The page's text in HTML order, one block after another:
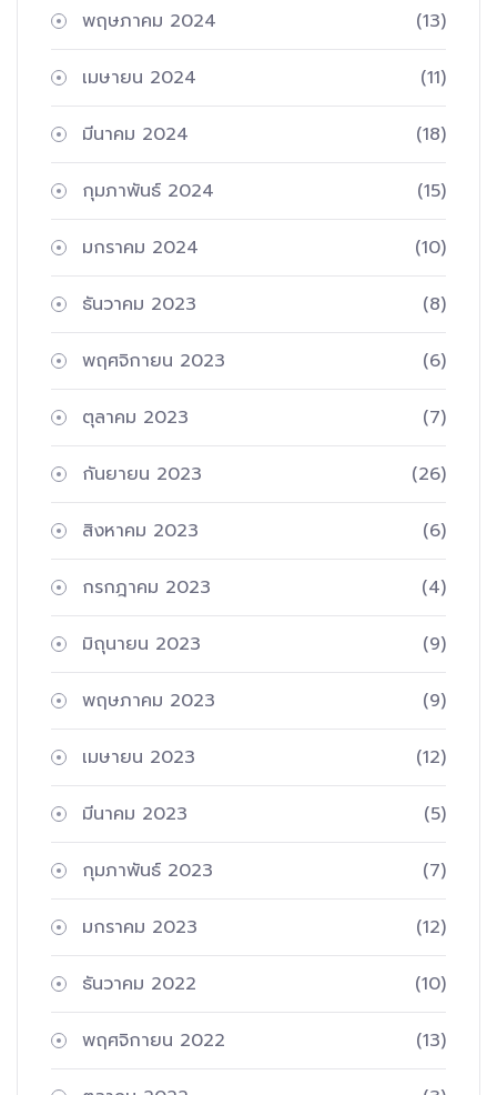
พฤษภาคม 2024 (13)
เมษายน 2024 (11)
มีนาคม 2024 (18)
กุมภาพันธ์ 2024 (15)
มกราคม 2024 (10)
ธันวาคม 2023 (8)
พฤศจิกายน 2023 (6)
ตุลาคม 2023 (7)
กันยายน 2023 (26)
สิงหาคม 2023 (6)
กรกฎาคม 2023 (4)
มิถุนายน 2023 (9)
พฤษภาคม 2023 (9)
เมษายน 2023 (12)
มีนาคม 2023 (5)
กุมภาพันธ์ 2023 (7)
มกราคม 2023 (12)
ธันวาคม 2022 (10)
พฤศจิกายน 2022 (13)